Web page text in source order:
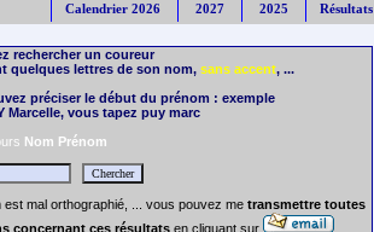
Calendrier 2026 2027 2025
rechercher un coureur
quelques lettres de son nom, sans accent, ...
préciser le début du prénom : exemple
Marcelle, vous tapez puy marc
Nom Prénom
mal orthographié, ... vous pouvez me transmettre toutes
concernant ces résultats en cliquant sur